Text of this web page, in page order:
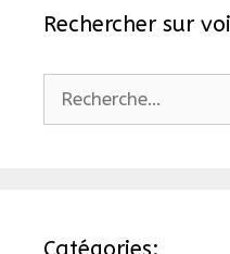
Rechercher sur
Catégories: